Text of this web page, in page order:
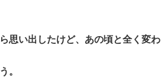
思い出したけど、あの頃と全く変わ
。